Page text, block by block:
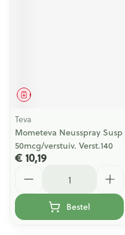
Geneesmiddel
Teva
Mometeva Neusspray Susp
50mcg/verstuiv. Verst.140
€ 10,19
Bestel